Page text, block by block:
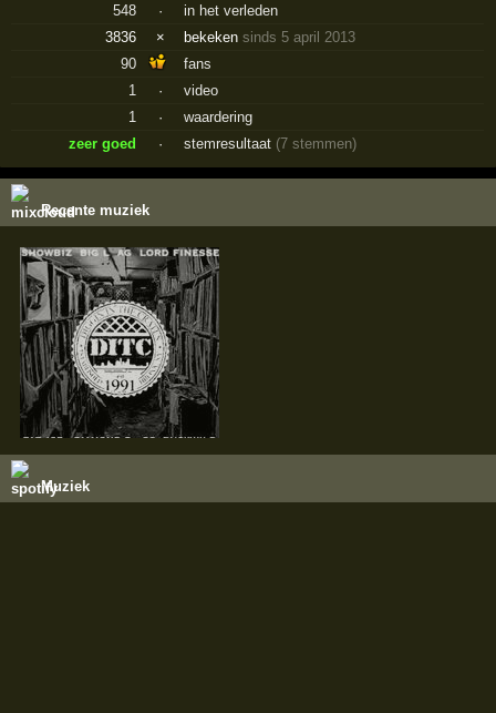
548
·
in het verleden
3836
× bekekensinds 5 april 2013
90
fans
1
·
video
1
·
waardering
zeer goed
· stemresultaat (7 stemmen)
Recente muziek
Muziek